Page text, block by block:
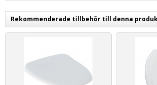
Rekommenderade tillbehör till denna